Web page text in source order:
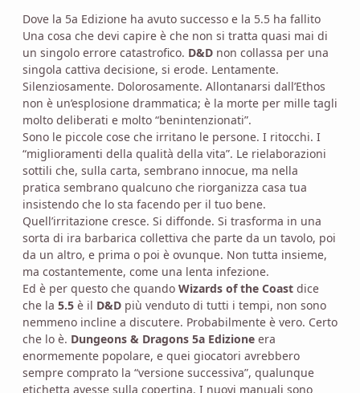
Dove la 5a Edizione ha avuto successo e la 5.5 ha fallito
Una cosa che devi capire è che non si tratta quasi mai di
un singolo errore catastrofico. D&D non collassa per una
singola cattiva decisione, si erode. Lentamente.
Silenziosamente. Dolorosamente. Allontanarsi dall’Ethos
non è un’esplosione drammatica; è la morte per mille tagli
molto deliberati e molto “benintenzionati”.
Sono le piccole cose che irritano le persone. I ritocchi. I
“miglioramenti della qualità della vita”. Le rielaborazioni
sottili che, sulla carta, sembrano innocue, ma nella
pratica sembrano qualcuno che riorganizza casa tua
insistendo che lo sta facendo per il tuo bene.
Quell’irritazione cresce. Si diffonde. Si trasforma in una
sorta di ira barbarica collettiva che parte da un tavolo, poi
da un altro, e prima o poi è ovunque. Non tutta insieme,
ma costantemente, come una lenta infezione.
Ed è per questo che quando Wizards of the Coast dice
che la 5.5 è il D&D più venduto di tutti i tempi, non sono
nemmeno incline a discutere. Probabilmente è vero. Certo
che lo è. Dungeons & Dragons 5a Edizione era
enormemente popolare, e quei giocatori avrebbero
sempre comprato la “versione successiva”, qualunque
etichetta avesse sulla copertina. I nuovi manuali sono